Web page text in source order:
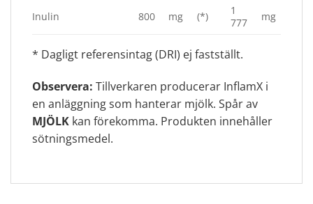
Inulin 800 mg (*)
1
777
mg
* Dagligt referensintag (DRI) ej fastställt.
Observera: Tillverkaren producerar InflamX i
en anläggning som hanterar mjölk. Spår av
MJÖLK kan förekomma. Produkten innehåller
sötningsmedel.